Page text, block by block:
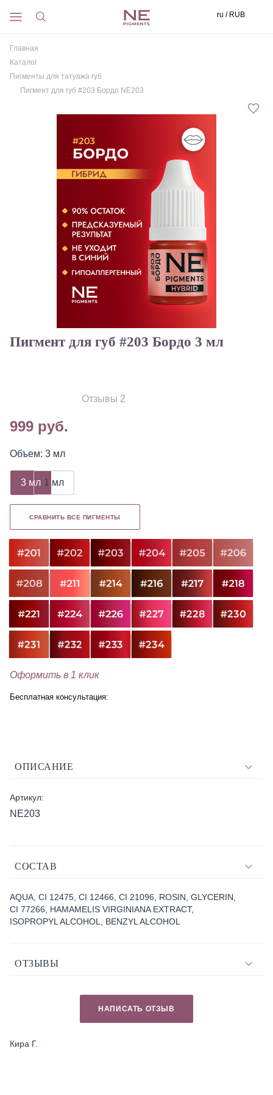
ru / RUB
Главная
Каталог
Пигменты для татуажа губ
Пигмент для губ #203 Бордо NE203
Пигмент для губ #203 Бордо 3 мл
Отзывы 2
999 руб.
Объем: 3 мл
3 мл 1 мл
СРАВНИТЬ ВСЕ ПИГМЕНТЫ
Оформить в 1 клик
Бесплатная консультация:
ОПИСАНИЕ
Артикул:
NE203
СОСТАВ
AQUA, CI 12475, CI 12466, CI 21096, ROSIN, GLYCERIN,
CI 77266, HAMAMELIS VIRGINIANA EXTRACT,
ISOPROPYL ALCOHOL, BENZYL ALCOHOL
ОТЗЫВЫ
НАПИСАТЬ ОТЗЫВ
Кира Г.